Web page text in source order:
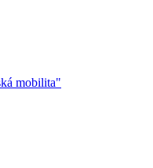
mobilita"